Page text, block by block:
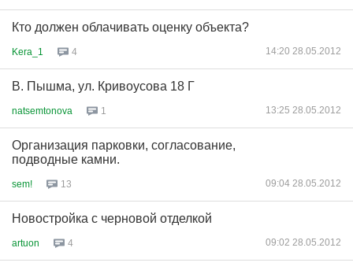
Кто должен облачивать оценку объекта?
Kera_1 4 14:20 28.05.2012
В. Пышма, ул. Кривоусова 18 Г
natsemtonova 1 13:25 28.05.2012
Организация парковки, согласование,
подводные камни.
sem! 13 09:04 28.05.2012
Новостройка с черновой отделкой
artuon 4 09:02 28.05.2012